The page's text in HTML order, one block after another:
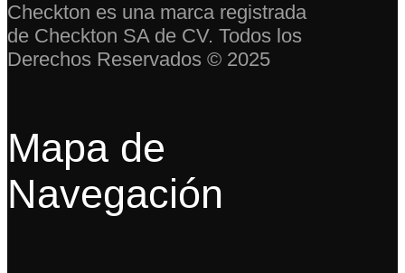
Checkton es una marca registrada
de Checkton SA de CV. Todos los
Derechos Reservados © 2025
Mapa de
Navegación